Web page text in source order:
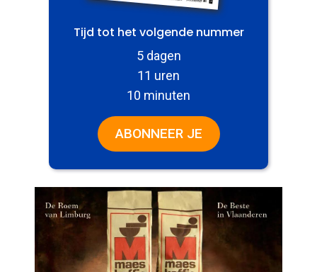
Tijd tot het volgende nummer
5 dagen
11 uren
10 minuten
ABONNEER JE